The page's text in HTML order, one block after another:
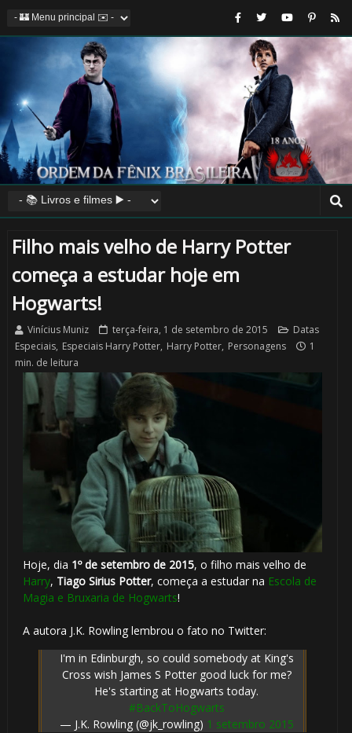
Filho mais velho de Harry Potter
começa a estudar hoje em
Hogwarts!
Vinícius Muniz terça-feira, 1 de setembro de 2015
Datas
Especiais, Especiais Harry Potter, Harry Potter, Personagens
1
min. de leitura
Hoje, dia 1º de setembro de 2015, o filho mais velho de
Harry, Tiago Sirius Potter, começa a estudar na Escola de
Magia e Bruxaria de Hogwarts!
A autora J.K. Rowling lembrou o fato no Twitter:
I'm in Edinburgh, so could somebody at King's
Cross wish James S Potter good luck for me?
He's starting at Hogwarts today.
#BackToHogwarts
— J.K. Rowling (@jk_rowling) 1 setembro 2015
🎂
⚡
⚡
🎈
⚡
🎈
🎂
1️⃣ 8️⃣